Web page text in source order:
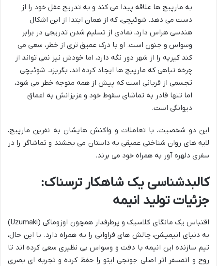
به مارپیچ ها علاقه پیدا می کند و به تدریج عقل خود را از
دست می دهد. شوئیچی، که از همان ابتدا از این اشکال
هندسی هراس دارد، نمادی از تسلیم شدن تدریجی در برابر
وسواس و جنون است. او با درک عمیق تری از خطر، سعی می
کند کیریه را از شهر دور نگه دارد، اما خودش نیز نمی تواند از
چرخه تباهی که مارپیچ ها ایجاد کرده اند، بگریزد. شوئیچی
تجسمی از قربانی است که پیش از همه متوجه خطر می شود،
اما تنها قادر به تماشای سقوط خود و عزیزانش به اعماق
دیوانگی است.
این دو شخصیت، با تعاملات و واکنش هایشان به نفرین مارپیچ،
لایه های روان شناختی عمیقی به داستان می بخشند و تماشاگر را در
سفری دلهره آور به همراه خود می برند.
کالبدشناسی یک شاهکار ترسناک:
جزئیات تولید انیمه
اقتباس یک مانگای کلاسیک و پرطرفدار همچون اوزوماکی (Uzumaki)
به دنیای انیمیشن، چالش های فراوانی را به همراه دارد. با این حال،
تیم سازنده این انیمه با دقت و وسواس بی نظیری سعی کرده اند تا
روح و اتمسفر اثر اصلی جونجی ایتو را حفظ کرده و تجربه ای بصری